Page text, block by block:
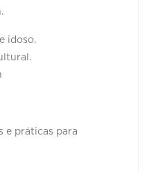
idoso.
e práticas para